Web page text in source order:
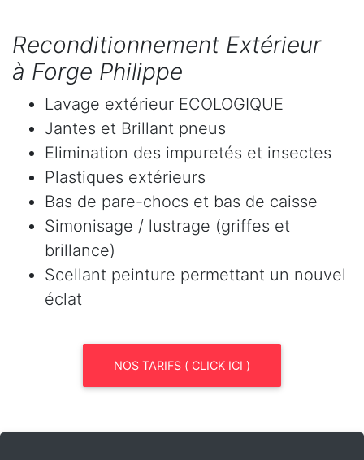
Reconditionnement Extérieur
à Forge Philippe
Lavage extérieur ECOLOGIQUE
Jantes et Brillant pneus
Elimination des impuretés et insectes
Plastiques extérieurs
Bas de pare-chocs et bas de caisse
Simonisage / lustrage (griffes et
brillance)
Scellant peinture permettant un nouvel
éclat
NOS TARIFS ( CLICK ICI )